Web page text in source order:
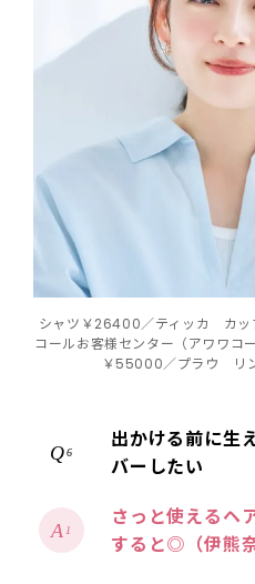
シャツ￥26400／ティッカ カッ
コールお客様センター（アワワ
￥55000／プラウ リ
6
出かける前に生
バーしたい
1
さっと使えるヘ
すると◎（伊熊奈